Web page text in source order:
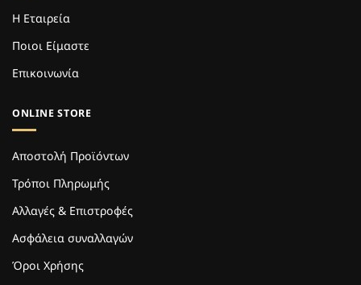
Η Εταιρεία
Ποιοι Είμαστε
Επικοινωνία
ONLINE STORE
Αποστολή Προϊόντων
Τρόποι Πληρωμής
Αλλαγές & Επιστροφές
Ασφάλεια συναλλαγών
Όροι Χρήσης